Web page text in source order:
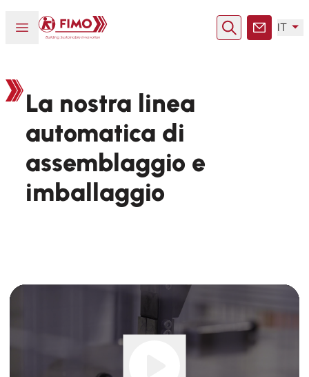
Aprire o chiudere il menu
Torna alla pagina iniziale
RicercaContatto
IT
La nostra linea
automatica di
assemblaggio e
imballaggio